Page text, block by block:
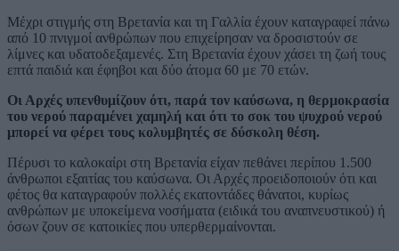
Μέχρι στιγμής στη Βρετανία και τη Γαλλία έχουν καταγραφεί πάνω
από 10 πνιγμοί ανθρώπων που επιχείρησαν να δροσιστούν σε
λίμνες και υδατοδεξαμενές. Στη Βρετανία έχουν χάσει τη ζωή τους
επτά παιδιά και έφηβοι και δύο άτομα 60 με 70 ετών.
Οι Αρχές υπενθυμίζουν ότι, παρά τον καύσωνα, η θερμοκρασία
του νερού παραμένει χαμηλή και ότι το σοκ του ψυχρού νερού
μπορεί να φέρει τους κολυμβητές σε δύσκολη θέση.
Πέρυσι το καλοκαίρι στη Βρετανία είχαν πεθάνει περίπου 1.500
άνθρωποι εξαιτίας του καύσωνα. Οι Αρχές προειδοποιούν ότι και
φέτος θα καταγραφούν πολλές εκατοντάδες θάνατοι, κυρίως
ανθρώπων με υποκείμενα νοσήματα (ειδικά του αναπνευστικού) ή
όσων ζουν σε κατοικίες που υπερθερμαίνονται.